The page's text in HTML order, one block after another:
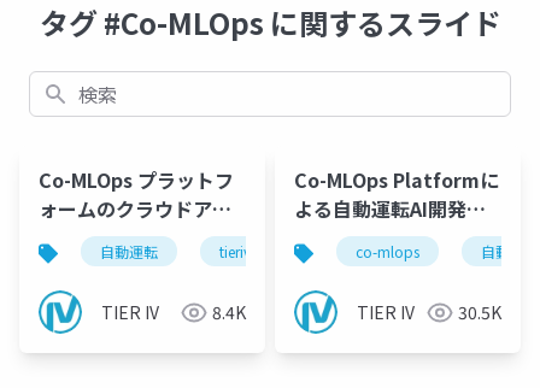
タグ #Co-MLOps に関するスライド
検索
Co-MLOps プラットフ
ォームのクラウドアー
キテクチャと大規模デ
ータマネジメント_アッ
プ用
自動運転 tieriv クラウドアーキテクチャ
TIER IV 8.4K
Co-MLOps Platformに
よる自動運転AI開発の
民主化_川端
co-mlops 自動運転
TIER IV 30.5K